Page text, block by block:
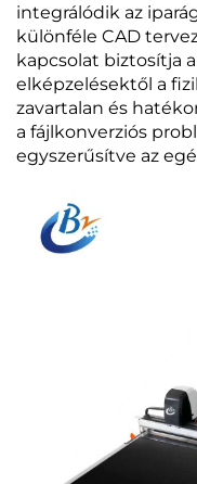
integrálódik az
különféle CAD
kapcsolat biztosítja
elképzelésektől a
zavartalan és
a fájlkonverziós
egyszerűsítve az